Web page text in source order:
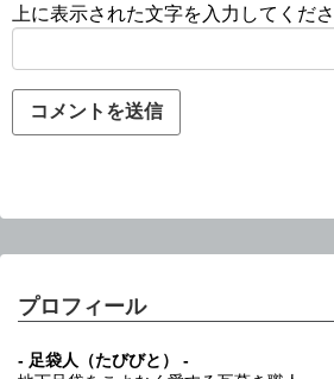
上に表示された文字を入力してくださ
プロフィール
- 足袋人（たびびと） -